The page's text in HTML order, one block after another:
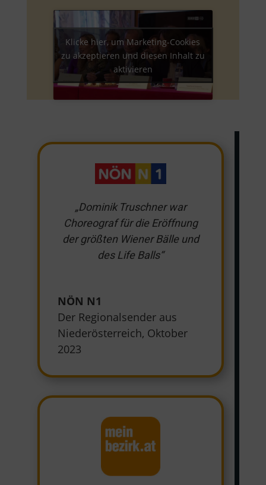
Klicke hier, um Marketing-Cookies
zu akzeptieren und diesen Inhalt zu
aktivieren
„Dominik Truschner war
Choreograf für die Eröffnung
der größten Wiener Bälle und
des Life Balls“
NÖN N1
Der Regionalsender aus
Niederösterreich, Oktober
2023